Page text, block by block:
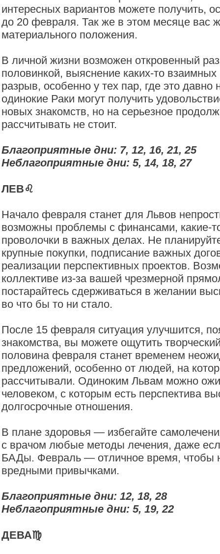
интересных вариантов можете получить,
до 20 февраля. Так же в этом месяце вас
материального положения.
В личной жизни возможен откровенный
половинкой, выяснение каких-то
разрыв, особенно у тех пар, где это давно
одинокие Раки могут получить
новых знакомств, но на серьезное
рассчитывать не стоит.
Благоприятные дни: 7, 12, 16, 21, 25
Неблагоприятные дни: 5, 14, 18, 27
ЛЕВ♌️
Начало февраля станет для Львов
возможны проблемы с финансами, какие-
проволочки в важных делах. Не
крупные покупки, подписание важных
реализации перспективных проектов.
коллективе из-за вашей чрезмерной
постарайтесь сдерживаться в желании
во что бы то ни стало.
После 15 февраля ситуация улучшится,
знакомства, вы можете ощутить
половина февраля станет временем
предложений, особенно от людей, на
рассчитывали. Одиноким Львам можно
человеком, с которым есть перспектива
долгосрочные отношения.
В плане здоровья — избегайте
с врачом любые методы лечения, даже
БАДы. Февраль — отличное время, чтобы
вредными привычками.
Благоприятные дни: 12, 18, 28
Неблагоприятные дни: 5, 19, 22
ДЕВА♍️